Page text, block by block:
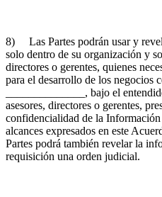
8) Las Partes podrán usar y
solo dentro de su organización y
directores o gerentes, quienes
para el desarrollo de los
______________, bajo el
asesores, directores o gerentes,
confidencialidad de la
alcances expresados en este
Partes podrá también revelar la
requisición una orden judicial.